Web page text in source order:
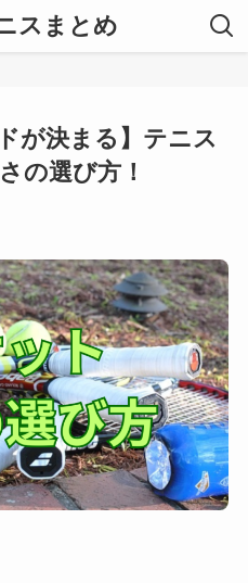
スまとめ
が決まる】テニス
の選び方！